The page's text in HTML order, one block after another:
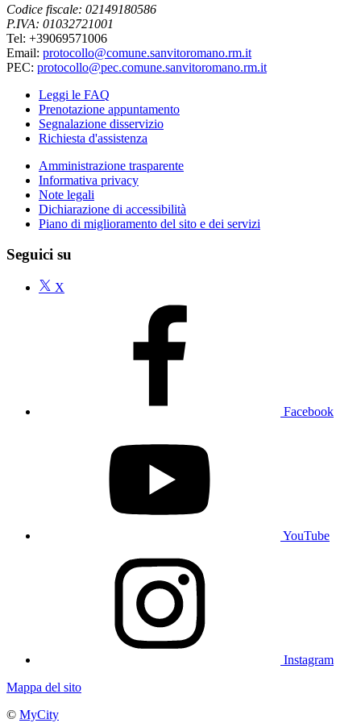
Codice fiscale: 02149180586
P.IVA: 01032721001
Tel: +39069571006
Email: protocollo@comune.sanvitoromano.rm.it
PEC: protocollo@pec.comune.sanvitoromano.rm.it
Leggi le FAQ
Prenotazione appuntamento
Segnalazione disservizio
Richiesta d'assistenza
Amministrazione trasparente
Informativa privacy
Note legali
Dichiarazione di accessibilità
Piano di miglioramento del sito e dei servizi
Seguici su
X
Facebook
YouTube
Instagram
Mappa del sito
© MyCity